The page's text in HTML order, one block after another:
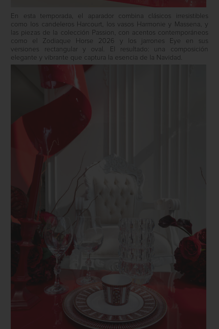
En esta temporada, el aparador combina clásicos irresistibles
como los candeleros Harcourt, los vasos Harmonie y Massena, y
las piezas de la colección Passion, con acentos contemporáneos
como el Zodiaque Horse 2026 y los jarrones Eye en sus
versiones rectangular y oval. El resultado: una composición
elegante y vibrante que captura la esencia de la Navidad.